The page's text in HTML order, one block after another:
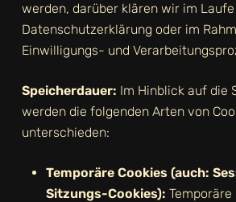
werden, darüber klären wir im
Datenschutzerklärung oder im
Einwilligungs- und
Speicherdauer: Im Hinblick auf die
werden die folgenden Arten von
unterschieden:
Temporäre Cookies (auch:
Sitzungs-Cookies):